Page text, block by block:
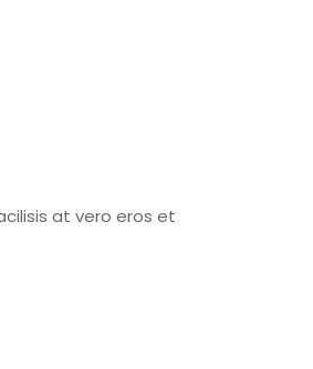
at vero eros et